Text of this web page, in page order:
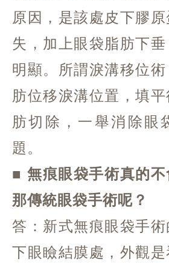
原因，是該處皮下膠
失，加上眼袋脂肪下
明顯。所謂淚溝移位
肪位移淚溝位置，填
肪切除，一舉消除眼
題。
■ 無痕眼袋手術真的不
那傳統眼袋手術呢？
答：新式無痕眼袋手
下眼瞼結膜處，外觀